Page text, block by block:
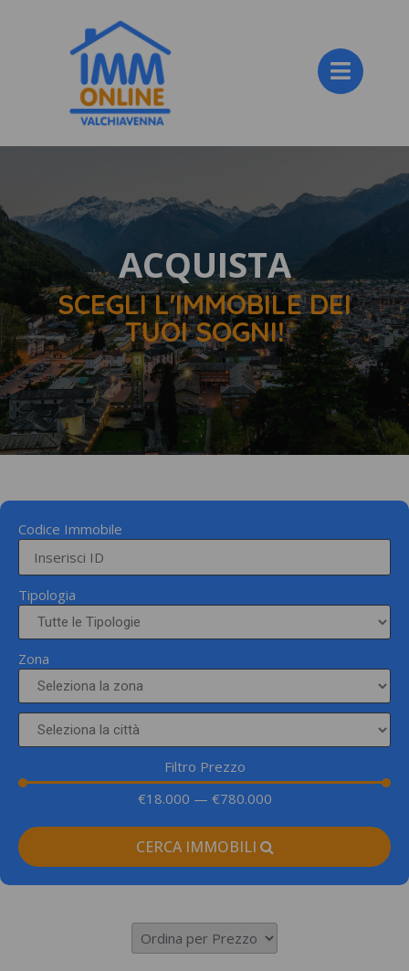
ACQUISTA
SCEGLI L'IMMOBILE DEI
TUOI SOGNI!
Codice Immobile
Tipologia
Zona
Filtro Prezzo
€18.000 — €780.000
CERCA IMMOBILI